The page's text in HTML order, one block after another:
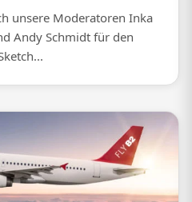
unsere Moderatoren Inka
Andy Schmidt für den